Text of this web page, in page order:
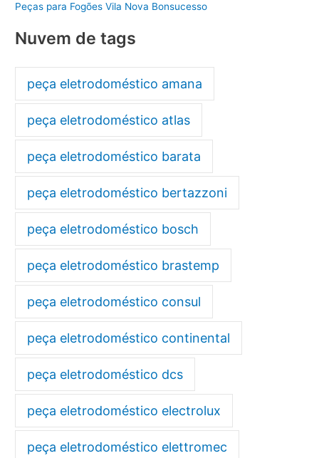
Peças para Fogões Vila Nova Bonsucesso
Nuvem de tags
peça eletrodoméstico amana
peça eletrodoméstico atlas
peça eletrodoméstico barata
peça eletrodoméstico bertazzoni
peça eletrodoméstico bosch
peça eletrodoméstico brastemp
peça eletrodoméstico consul
peça eletrodoméstico continental
peça eletrodoméstico dcs
peça eletrodoméstico electrolux
peça eletrodoméstico elettromec